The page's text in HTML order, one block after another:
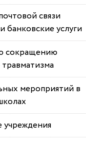
связи
услуги
сокращению
мероприятий в